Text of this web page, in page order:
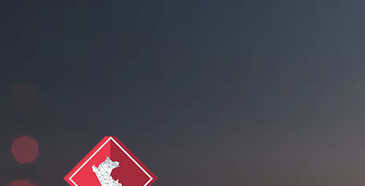
Debates
Presidenciales